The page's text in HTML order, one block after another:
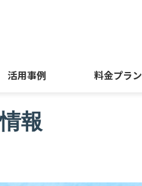
活用事例 料金プラン
報